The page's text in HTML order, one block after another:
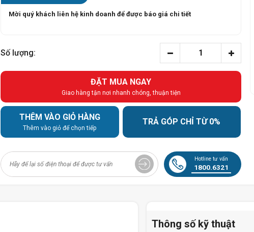
Mời quý khách liên hệ kinh doanh để được báo giá chi tiết
Số lượng:
ĐẶT MUA NGAY
Giao hàng tận nơi nhanh chóng, thuận tiện
THÊM VÀO GIỎ HÀNG
Thêm vào giỏ để chọn tiếp
TRẢ GÓP CHỈ TỪ 0%
Hotline tư vấn
1800.6321
Thông số kỹ thuật